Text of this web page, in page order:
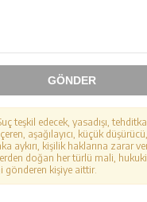
GÖNDER
teşkil edecek, yasadışı,
aşağılayıcı, küçük
aykırı, kişilik haklarına zarar
doğan her türlü mali,
gönderen kişiye aittir.